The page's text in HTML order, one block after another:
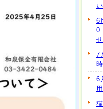
6
0
せ
7
6